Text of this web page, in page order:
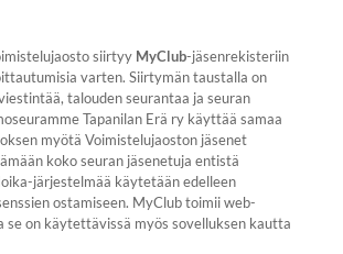
siirtyy MyClub-jäsenrekisteriin
varten. Siirtymän taustalla on
talouden seurantaa ja seuran
Tapanilan Erä ry käyttää samaa
myötä Voimistelujaoston jäsenet
koko seuran jäsenetuja entistä
järjestelmää käytetään edelleen
ostamiseen. MyClub toimii web-
se on käytettävissä myös sovelluksen kautta